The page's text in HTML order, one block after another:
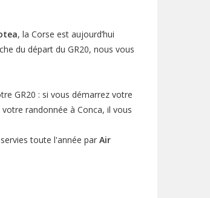
, la Corse est aujourd’hui
du départ du GR20, nous vous
GR20 : si vous démarrez votre
randonnée à Conca, il vous
toute l'année par Air